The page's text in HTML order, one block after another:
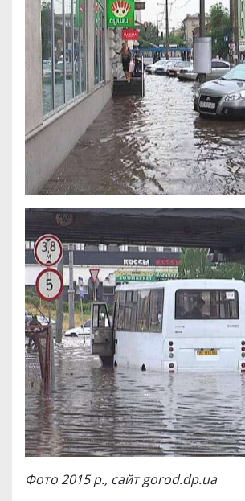
Фото 2015 р., сайт gorod.dp.ua